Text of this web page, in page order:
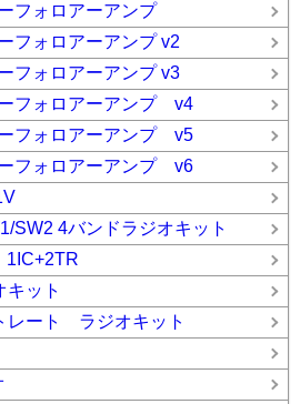
フォロアーアンプ
フォロアーアンプ v2
フォロアーアンプ v3
フォロアーアンプ v4
フォロアーアンプ v5
フォロアーアンプ v6
SW2 4バンドラジオキット
ット
レート ラジオキット